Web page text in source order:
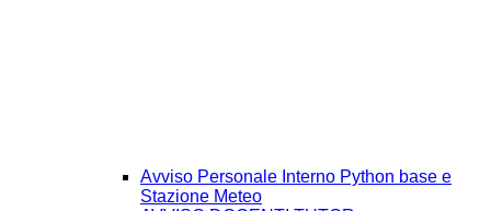
Avviso Personale Interno Python base e
Stazione Meteo